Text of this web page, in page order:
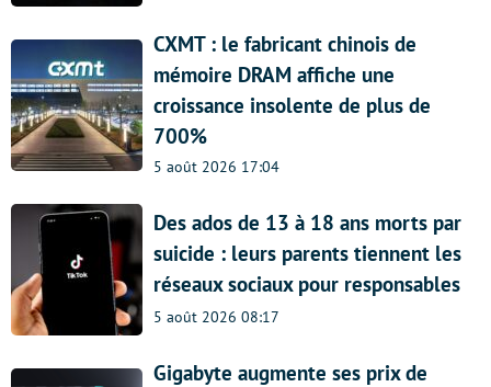
CXMT : le fabricant chinois de
mémoire DRAM affiche une
croissance insolente de plus de
700%
5 août 2026 17:04
Des ados de 13 à 18 ans morts par
suicide : leurs parents tiennent les
réseaux sociaux pour responsables
5 août 2026 08:17
Gigabyte augmente ses prix de